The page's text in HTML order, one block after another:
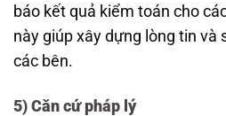
báo kết quả kiểm toán cho
này giúp xây dựng lòng tin và
các bên.
5) Căn cứ pháp lý